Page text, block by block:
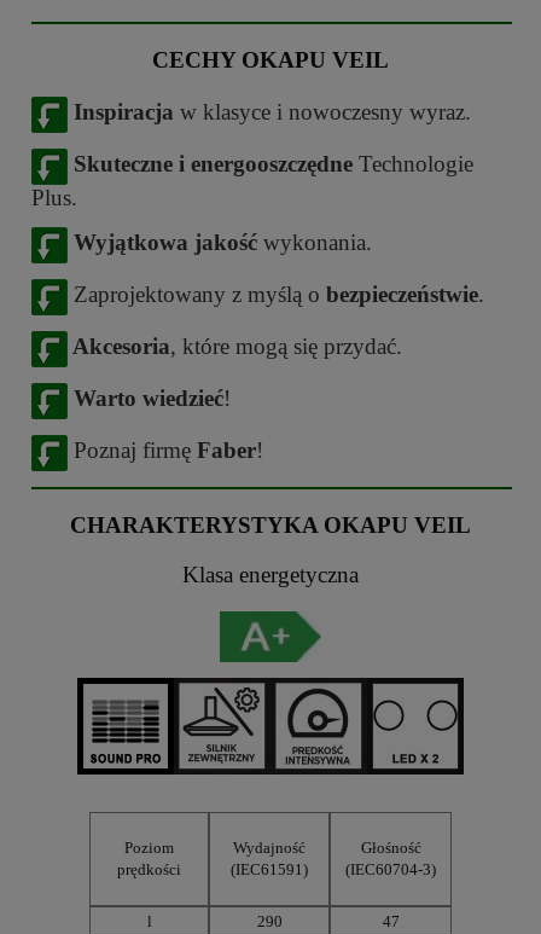
CECHY OKAPU VEIL
Inspiracja w klasyce i nowoczesny wyraz.
Skuteczne i energooszczędne Technologie
Plus.
Wyjątkowa jakość wykonania.
Zaprojektowany z myślą o bezpieczeństwie.
Akcesoria, które mogą się przydać.
Warto wiedzieć!
Poznaj firmę Faber!
CHARAKTERYSTYKA OKAPU VEIL
Klasa energetyczna
Poziom
prędkości
Wydajność
(IEC61591)
Głośność
(IEC60704-3)
l 290
47